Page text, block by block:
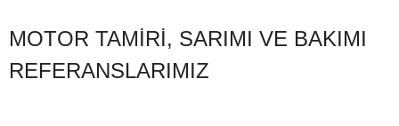
MOTOR TAMIRI, SARIMI VE BAKIMI
REFERANSLARIMIZ